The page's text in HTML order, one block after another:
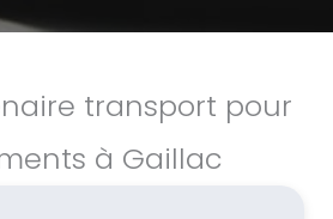
transport pour
à Gaillac